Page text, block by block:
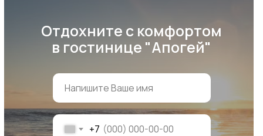
Отдохните с комфортом
в гостинице "Апогей"
+7